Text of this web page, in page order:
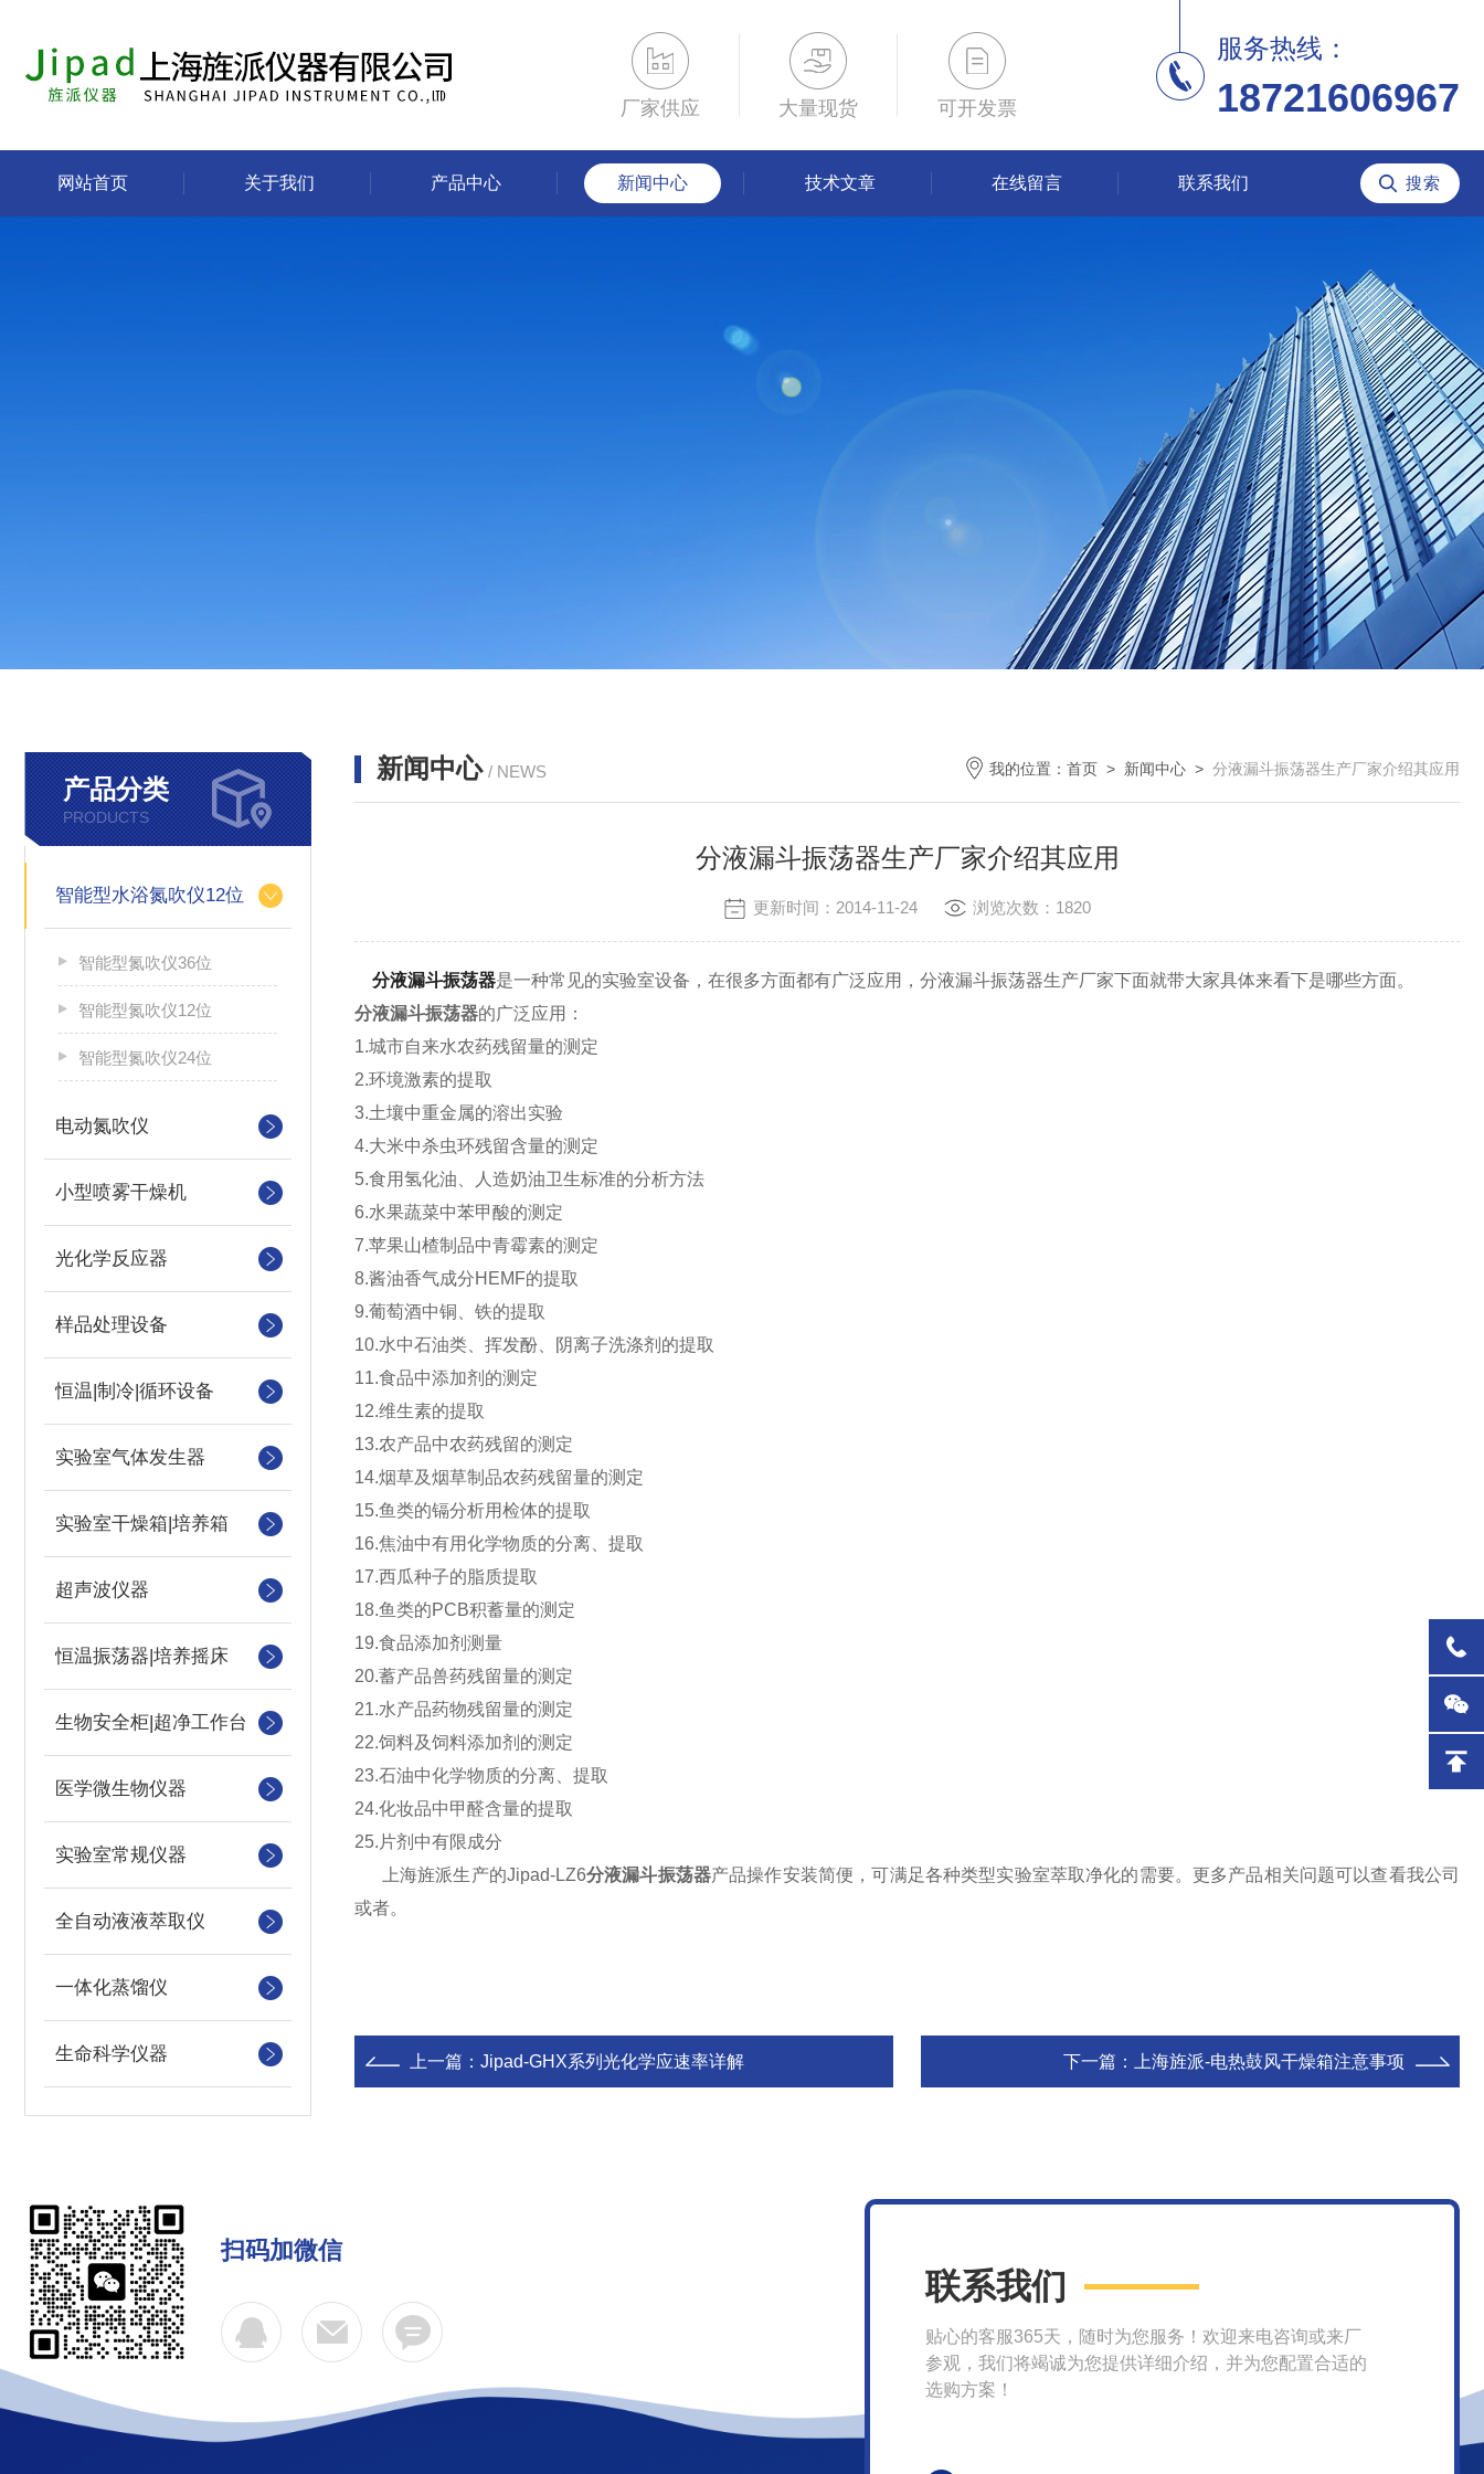
厂家供应 大量现货 可开发票
服务热线：
18721606967
网站首页 关于我们 产品中心 新闻中心 技术文章 在线留言 联系我们
产品分类
PRODUCTS
智能型水浴氮吹仪12位
智能型氮吹仪36位
智能型氮吹仪12位
智能型氮吹仪24位
电动氮吹仪
小型喷雾干燥机
光化学反应器
样品处理设备
恒温|制冷|循环设备
实验室气体发生器
实验室干燥箱|培养箱
超声波仪器
恒温振荡器|培养摇床
生物安全柜|超净工作台
医学微生物仪器
实验室常规仪器
全自动液液萃取仪
一体化蒸馏仪
生命科学仪器
新闻中心 / NEWS 我的位置： 首页 > 新闻中心 > 分液漏斗振荡器生产厂家介绍其应用
分液漏斗振荡器生产厂家介绍其应用
更新时间：2014-11-24 浏览次数：1820
分液漏斗振荡器是一种常见的实验室设备，在很多方面都有广泛应用，分液漏斗振荡器生产厂家下面就带大家具体来看下是哪些方面。
分液漏斗振荡器的广泛应用：
1.城市自来水农药残留量的测定
2.环境激素的提取
3.土壤中重金属的溶出实验
4.大米中杀虫环残留含量的测定
5.食用氢化油、人造奶油卫生标准的分析方法
6.水果蔬菜中苯甲酸的测定
7.苹果山楂制品中青霉素的测定
8.酱油香气成分HEMF的提取
9.葡萄酒中铜、铁的提取
10.水中石油类、挥发酚、阴离子洗涤剂的提取
11.食品中添加剂的测定
12.维生素的提取
13.农产品中农药残留的测定
14.烟草及烟草制品农药残留量的测定
15.鱼类的镉分析用检体的提取
16.焦油中有用化学物质的分离、提取
17.西瓜种子的脂质提取
18.鱼类的PCB积蓄量的测定
19.食品添加剂测量
20.蓄产品兽药残留量的测定
21.水产品药物残留量的测定
22.饲料及饲料添加剂的测定
23.石油中化学物质的分离、提取
24.化妆品中甲醛含量的提取
25.片剂中有限成分
上海旌派生产的Jipad-LZ6分液漏斗振荡器产品操作安装简便，可满足各种类型实验室萃取净化的需要。更多产品相关问题可以查看我公司
或者。
上一篇： Jipad-GHX系列光化学应速率详解 下一篇： 上海旌派-电热鼓风干燥箱注意事项
扫码加微信
联系我们
贴心的客服365天，随时为您服务！欢迎来电咨询或来厂
参观，我们将竭诚为您提供详细介绍，并为您配置合适的
选购方案！